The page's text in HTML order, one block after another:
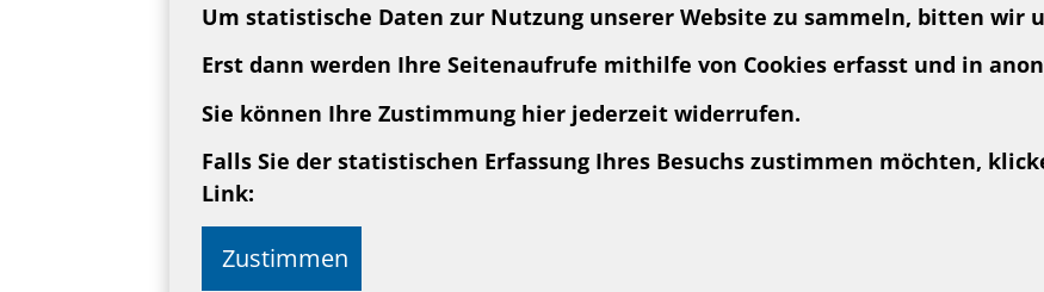
Um statistische Daten zur Nutzung unserer Website zu sammeln, bitten wir
Erst dann werden Ihre Seitenaufrufe mithilfe von Cookies erfasst und in
Sie können Ihre Zustimmung hier jederzeit widerrufen.
Falls Sie der statistischen Erfassung Ihres Besuchs zustimmen möchten,
Link:
Zustimmen